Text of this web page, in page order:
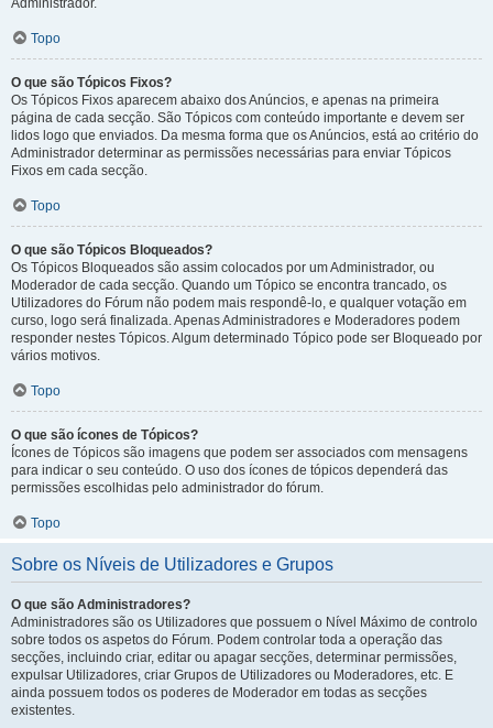
Administrador.
Topo
O que são Tópicos Fixos?
Os Tópicos Fixos aparecem abaixo dos Anúncios, e apenas na primeira
página de cada secção. São Tópicos com conteúdo importante e devem ser
lidos logo que enviados. Da mesma forma que os Anúncios, está ao critério do
Administrador determinar as permissões necessárias para enviar Tópicos
Fixos em cada secção.
Topo
O que são Tópicos Bloqueados?
Os Tópicos Bloqueados são assim colocados por um Administrador, ou
Moderador de cada secção. Quando um Tópico se encontra trancado, os
Utilizadores do Fórum não podem mais respondê-lo, e qualquer votação em
curso, logo será finalizada. Apenas Administradores e Moderadores podem
responder nestes Tópicos. Algum determinado Tópico pode ser Bloqueado por
vários motivos.
Topo
O que são ícones de Tópicos?
Ícones de Tópicos são imagens que podem ser associados com mensagens
para indicar o seu conteúdo. O uso dos ícones de tópicos dependerá das
permissões escolhidas pelo administrador do fórum.
Topo
Sobre os Níveis de Utilizadores e Grupos
O que são Administradores?
Administradores são os Utilizadores que possuem o Nível Máximo de controlo
sobre todos os aspetos do Fórum. Podem controlar toda a operação das
secções, incluindo criar, editar ou apagar secções, determinar permissões,
expulsar Utilizadores, criar Grupos de Utilizadores ou Moderadores, etc. E
ainda possuem todos os poderes de Moderador em todas as secções
existentes.